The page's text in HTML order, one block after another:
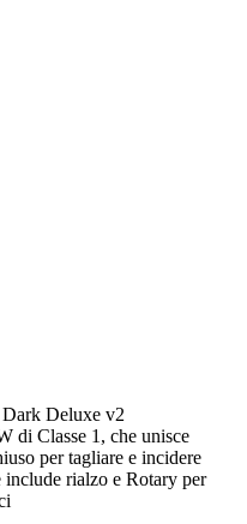
Deluxe v2
di Classe 1, che unisce
per tagliare e incidere
rialzo e Rotary per